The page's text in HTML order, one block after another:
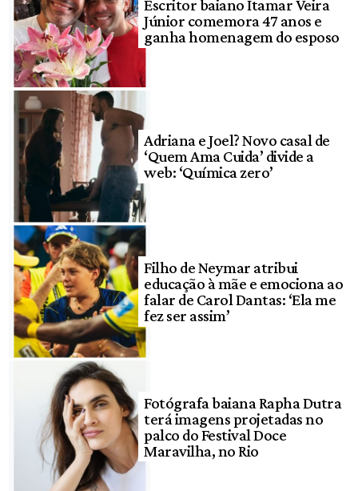
Escritor baiano Itamar Veira
Júnior comemora 47 anos e
ganha homenagem do esposo
Adriana e Joel? Novo casal de
‘Quem Ama Cuida’ divide a
web: ‘Química zero’
Filho de Neymar atribui
educação à mãe e emociona ao
falar de Carol Dantas: ‘Ela me
fez ser assim’
Fotógrafa baiana Rapha Dutra
terá imagens projetadas no
palco do Festival Doce
Maravilha, no Rio